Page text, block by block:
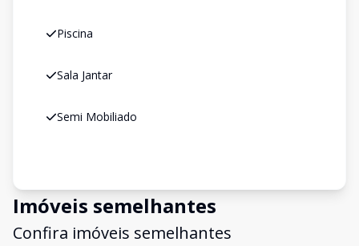
Piscina
Sala Jantar
Semi Mobiliado
Imóveis semelhantes
Confira imóveis semelhantes